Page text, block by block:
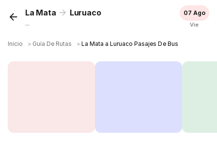
La Mata Luruaco
...
07 Ago
Vie
Inicio ＞ Guía De Rutas ＞La Mata a Luruaco Pasajes De Bus